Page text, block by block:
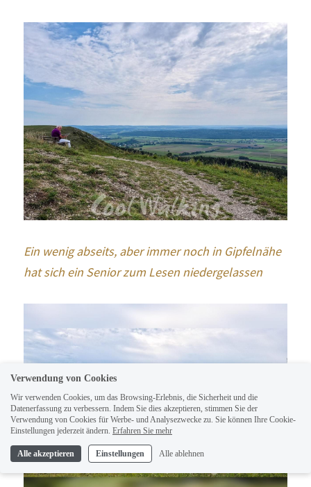
Ein wenig abseits, aber immer noch in Gipfelnähe
hat sich ein Senior zum Lesen niedergelassen
Verwendung von Cookies
Wir verwenden Cookies, um das Browsing-Erlebnis, die Sicherheit und die
Datenerfassung zu verbessern. Indem Sie dies akzeptieren, stimmen Sie der
Verwendung von Cookies für Werbe- und Analysezwecke zu. Sie können Ihre Cookie-
Einstellungen jederzeit ändern. Erfahren Sie mehr
Alle akzeptieren Einstellungen Alle ablehnen